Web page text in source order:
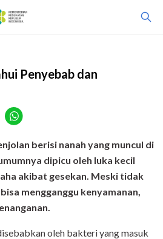
Penyebab dan
berisi nanah yang muncul di
dipicu oleh luka kecil
akibat gesekan. Meski tidak
mengganggu kenyamanan,
oleh bakteri yang masuk